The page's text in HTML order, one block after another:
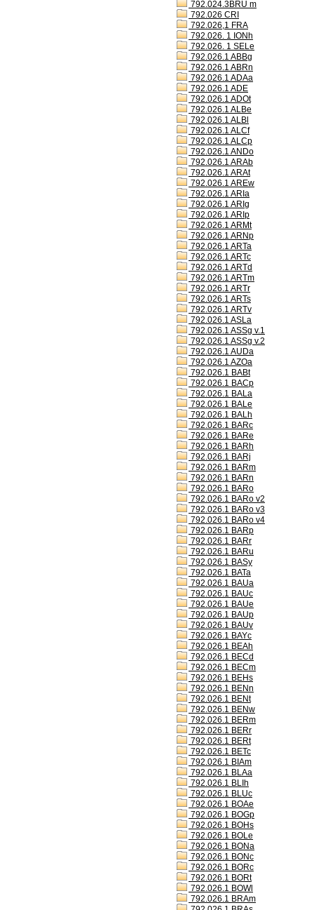
792.024.3BRU m
792.026 CRI
792.026,1 FRA
792.026. 1 IONh
792.026. 1 SELe
792.026.1 ABBg
792.026.1 ABRn
792.026.1 ADAa
792.026.1 ADE
792.026.1 ADOt
792.026.1 ALBe
792.026.1 ALBl
792.026.1 ALCf
792.026.1 ALCp
792.026.1 ANDo
792.026.1 ARAb
792.026.1 ARAt
792.026.1 AREw
792.026.1 ARIa
792.026.1 ARIg
792.026.1 ARIp
792.026.1 ARMt
792.026.1 ARNp
792.026.1 ARTa
792.026.1 ARTc
792.026.1 ARTd
792.026.1 ARTm
792.026.1 ARTr
792.026.1 ARTs
792.026.1 ARTv
792.026.1 ASLa
792.026.1 ASSg v.1
792.026.1 ASSg v.2
792.026.1 AUDa
792.026.1 AZOa
792.026.1 BABt
792.026.1 BACp
792.026.1 BALa
792.026.1 BALe
792.026.1 BALh
792.026.1 BARc
792.026.1 BARe
792.026.1 BARh
792.026.1 BARj
792.026.1 BARm
792.026.1 BARn
792.026.1 BARo
792.026.1 BARo v2
792.026.1 BARo v3
792.026.1 BARo v4
792.026.1 BARp
792.026.1 BARr
792.026.1 BARu
792.026.1 BASy
792.026.1 BATa
792.026.1 BAUa
792.026.1 BAUc
792.026.1 BAUe
792.026.1 BAUp
792.026.1 BAUv
792.026.1 BAYc
792.026.1 BEAh
792.026.1 BECd
792.026.1 BECm
792.026.1 BEHs
792.026.1 BENn
792.026.1 BENt
792.026.1 BENw
792.026.1 BERm
792.026.1 BERr
792.026.1 BERt
792.026.1 BETc
792.026.1 BIAm
792.026.1 BLAa
792.026.1 BLIh
792.026.1 BLUc
792.026.1 BOAe
792.026.1 BOGp
792.026.1 BOHs
792.026.1 BOLe
792.026.1 BONa
792.026.1 BONc
792.026.1 BORc
792.026.1 BORt
792.026.1 BOWl
792.026.1 BRAm